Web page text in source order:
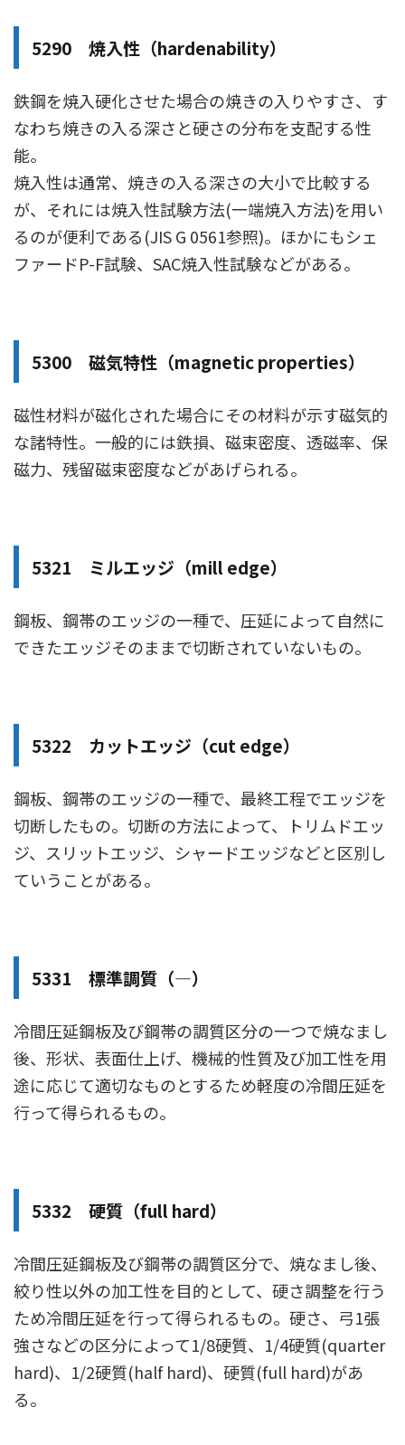
5290 焼入性（hardenability）
鉄鋼を焼入硬化させた場合の焼きの入りやすさ、す
なわち焼きの入る深さと硬さの分布を支配する性
能。
焼入性は通常、焼きの入る深さの大小で比較する
が、それには焼入性試験方法(一端焼入方法)を用い
るのが便利である(JIS G 0561参照)。ほかにもシェ
ファードP-F試験、SAC焼入性試験などがある。
5300 磁気特性（magnetic properties）
磁性材料が磁化された場合にその材料が示す磁気的
な諸特性。一般的には鉄損、磁束密度、透磁率、保
磁力、残留磁束密度などがあげられる。
5321 ミルエッジ（mill edge）
鋼板、鋼帯のエッジの一種で、圧延によって自然に
できたエッジそのままで切断されていないもの。
5322 カットエッジ（cut edge）
鋼板、鋼帯のエッジの一種で、最終工程でエッジを
切断したもの。切断の方法によって、トリムドエッ
ジ、スリットエッジ、シャードエッジなどと区別し
ていうことがある。
5331 標準調質（―）
冷間圧延鋼板及び鋼帯の調質区分の一つで焼なまし
後、形状、表面仕上げ、機械的性質及び加工性を用
途に応じて適切なものとするため軽度の冷間圧延を
行って得られるもの。
5332 硬質（full hard）
冷間圧延鋼板及び鋼帯の調質区分で、焼なまし後、
絞り性以外の加工性を目的として、硬さ調整を行う
ため冷間圧延を行って得られるもの。硬さ、弓1張
強さなどの区分によって1/8硬質、1/4硬質(quarter
hard)、1/2硬質(half hard)、硬質(full hard)があ
る。